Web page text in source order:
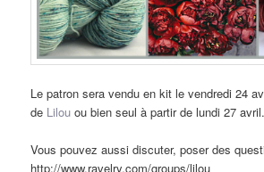
Le patron sera vendu en kit le vendredi 24
de Lilouou bien seul à partir de lundi 27 avril.
Vous pouvez aussi discuter, poser des
http://www.ravelry.com/groups/lilou